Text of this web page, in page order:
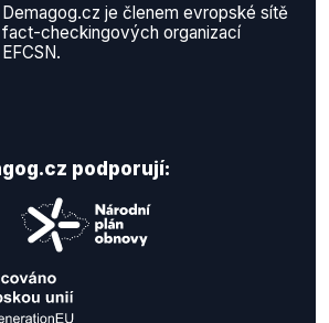
Demagog.cz je členem evropské sítě
fact-checkingových organizací
EFCSN.
podporují: